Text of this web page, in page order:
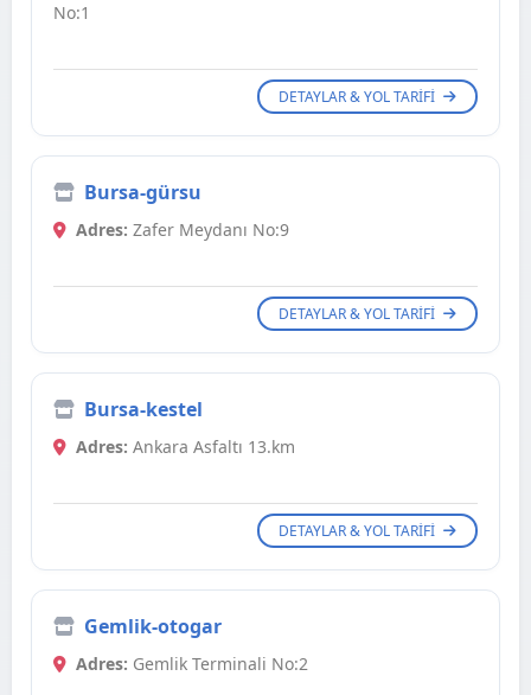
No:1
DETAYLAR & YOL TARIFI
Bursa-gürsu
Adres: Zafer Meydanı No:9
DETAYLAR & YOL TARIFI
Bursa-kestel
Adres: Ankara Asfaltı 13.km
DETAYLAR & YOL TARIFI
Gemlik-otogar
Adres: Gemlik Terminali No:2